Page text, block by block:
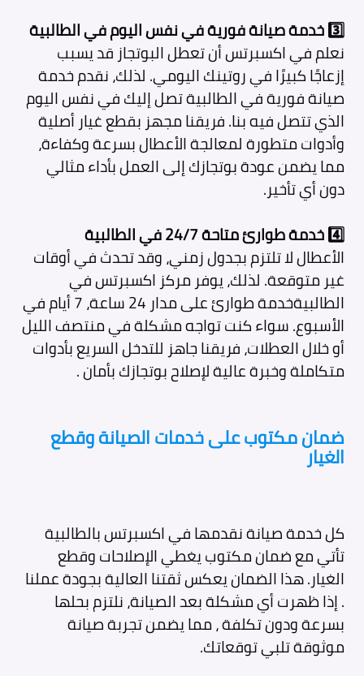
3️⃣ خدمة صيانة فورية في نفس اليوم في الطالبية
نعلم في اكسبرتس أن تعطل البوتجاز قد يسبب
إزعاجًا كبيرًا في روتينك اليومي. لذلك، نقدم خدمة
صيانة فورية في الطالبية تصل إليك في نفس اليوم
الذي تتصل فيه بنا. فريقنا مجهز بقطع غيار أصلية
وأدوات متطورة لمعالجة الأعطال بسرعة وكفاءة،
مما يضمن عودة بوتجازك إلى العمل بأداء مثالي
دون أي تأخير.
4️⃣ خدمة طوارئ متاحة 24/7 في الطالبية
الأعطال لا تلتزم بجدول زمني، وقد تحدث في أوقات
غير متوقعة. لذلك، يوفر مركز اكسبرتس في
الطالبيةخدمة طوارئ على مدار 24 ساعة، 7 أيام في
الأسبوع. سواء كنت تواجه مشكلة في منتصف الليل
أو خلال العطلات، فريقنا جاهز للتدخل السريع بأدوات
متكاملة وخبرة عالية لإصلاح بوتجازك بأمان .
ضمان مكتوب على خدمات الصيانة وقطع
الغيار
كل خدمة صيانة نقدمها في اكسبرتس بالطالبية
تأتي مع ضمان مكتوب يغطي الإصلاحات وقطع
الغيار. هذا الضمان يعكس ثقتنا العالية بجودة عملنا
. إذا ظهرت أي مشكلة بعد الصيانة، نلتزم بحلها
بسرعة ودون تكلفة ، مما يضمن تجربة صيانة
موثوقة تلبي توقعاتك.